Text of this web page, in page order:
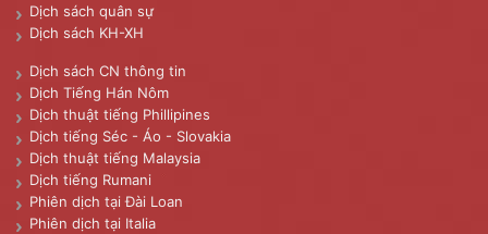
Dịch sách quân sự
Dịch sách KH-XH
Dịch sách CN thông tin
Dịch Tiếng Hán Nôm
Dịch thuật tiếng Phillipines
Dịch tiếng Séc - Áo - Slovakia
Dịch thuật tiếng Malaysia
Dịch tiếng Rumani
Phiên dịch tại Đài Loan
Phiên dịch tại Italia